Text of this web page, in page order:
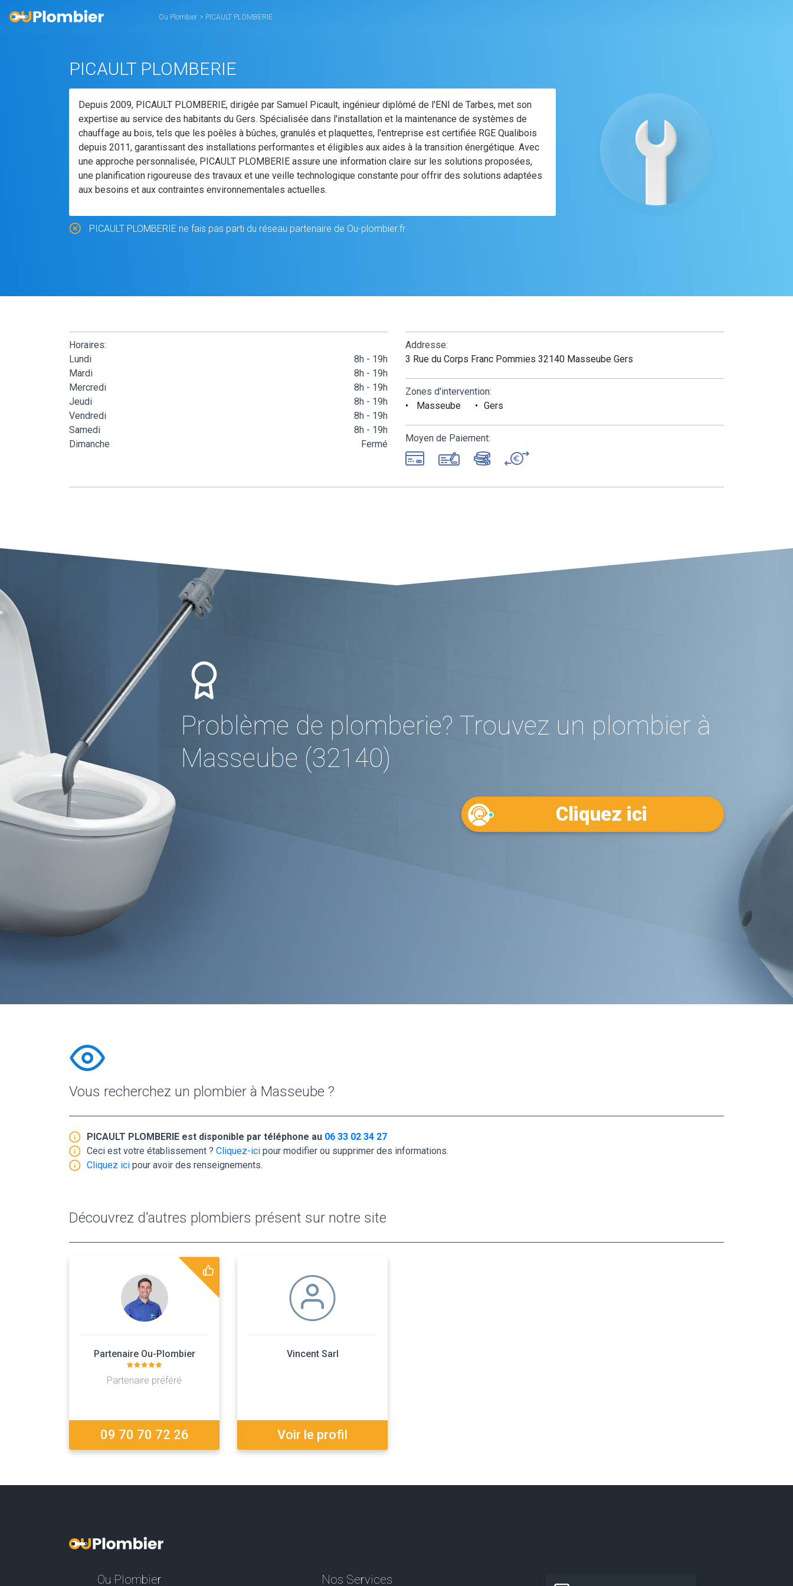
Ou Plombier > PICAULT PLOMBERIE
PICAULT PLOMBERIE
Depuis 2009, PICAULT PLOMBERIE, dirigée par Samuel Picault, ingénieur diplômé de l'ENI de Tarbes, met son
expertise au service des habitants du Gers. Spécialisée dans l'installation et la maintenance de systèmes de
chauffage au bois, tels que les poêles à bûches, granulés et plaquettes, l'entreprise est certifiée RGE Qualibois
depuis 2011, garantissant des installations performantes et éligibles aux aides à la transition énergétique. Avec
une approche personnalisée, PICAULT PLOMBERIE assure une information claire sur les solutions proposées,
une planification rigoureuse des travaux et une veille technologique constante pour offrir des solutions adaptées
aux besoins et aux contraintes environnementales actuelles.
PICAULT PLOMBERIE ne fais pas parti du réseau partenaire de Ou-plombier.fr
Horaires:
Lundi
8h - 19h
Mardi
8h - 19h
Mercredi
8h - 19h
Jeudi
8h - 19h
Vendredi
8h - 19h
Samedi
8h - 19h
Dimanche
Fermé
Addresse:
3 Rue du Corps Franc Pommies 32140 Masseube Gers
Zones d'intervention:
Masseube
Gers
Moyen de Paiement:
Problème de plomberie? Trouvez un plombier à
Masseube (32140)
Cliquez ici
Vous recherchez un plombier à Masseube ?
PICAULT PLOMBERIE est disponible par téléphone au 06 33 02 34 27
Ceci est votre établissement ? Cliquez-ici pour modifier ou supprimer des informations.
Cliquez ici pour avoir des renseignements.
Découvrez d'autres plombiers présent sur notre site
Partenaire Ou-Plombier
Partenaire préféré
09 70 70 72 26
Vincent Sarl
Voir le profil
Ou Plombier
Nos Services